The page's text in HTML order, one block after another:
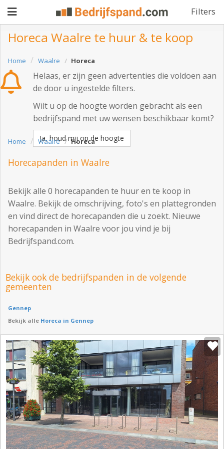
Filters
Pand
aanbieden
Pand
Waarom
adverteren
Premium
adverteren
Blog
Registreren
Login
Horeca Waalre te huur & te koop
Home Waalre Horeca
Helaas, er zijn geen advertenties die voldoen aan
de door u ingestelde filters.
Wilt u op de hoogte worden gebracht als een
bedrijfspand met uw wensen beschikbaar komt?
Ja, houd mij op de hoogte
Home Waalre Horeca
Horecapanden in Waalre
Bekijk alle 0 horecapanden te huur en te koop in
Waalre. Bekijk de omschrijving, foto's en plattegronden
en vind direct de horecapanden die u zoekt. Nieuwe
horecapanden in Waalre voor jou vind je bij
Bedrijfspand.com.
Bekijk ook de bedrijfspanden in de volgende
gemeenten
Gennep
Bekijk alle Horeca in Gennep